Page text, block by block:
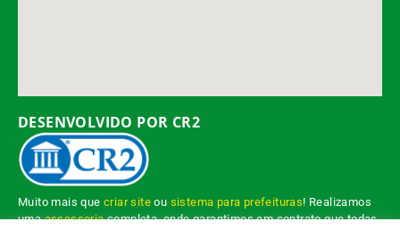
DESENVOLVIDO POR CR2
Muito mais quecriar site ou sistema para prefeituras! Realizamos
umaassessoriacompleta, onde garantimos em contrato que todas